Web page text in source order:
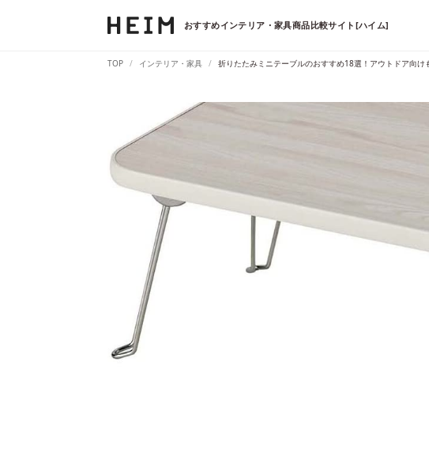
おすすめインテリア・家具商品比較サイト[ハイム]
TOP インテリア・家具 折りたたみミニテーブルのおすすめ18選！アウトドア向け